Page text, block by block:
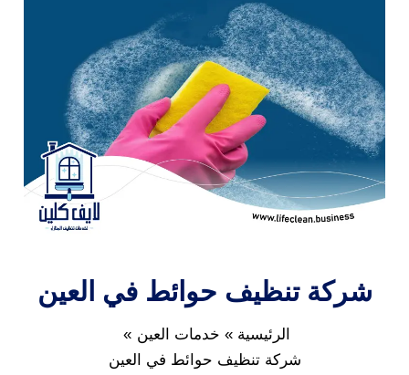
شركة تنظيف حوائط في العين
الرئيسية
خدمات العين
شركة تنظيف حوائط في العين